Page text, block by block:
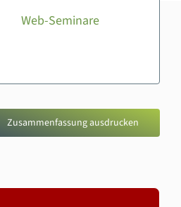
Web-Seminare
Zusammenfassung ausdrucken